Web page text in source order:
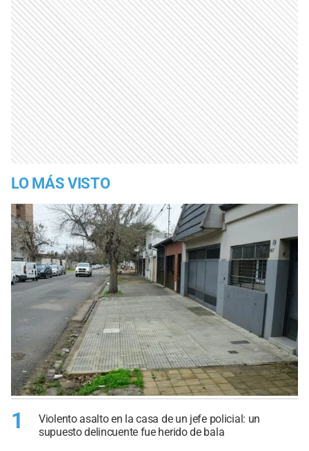
LO MÁS VISTO
1
Violento asalto en la casa de un jefe policial: un
supuesto delincuente fue herido de bala